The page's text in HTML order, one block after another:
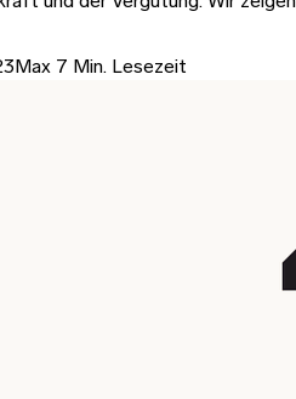
Max 7 Min. Lesezeit